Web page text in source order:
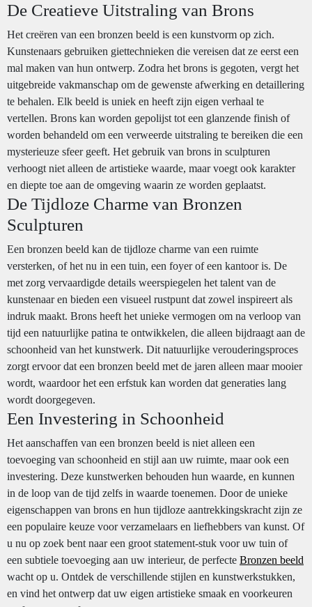
De Creatieve Uitstraling van Brons
Het creëren van een bronzen beeld is een kunstvorm op zich.
Kunstenaars gebruiken giettechnieken die vereisen dat ze eerst een
mal maken van hun ontwerp. Zodra het brons is gegoten, vergt het
uitgebreide vakmanschap om de gewenste afwerking en detaillering
te behalen. Elk beeld is uniek en heeft zijn eigen verhaal te
vertellen. Brons kan worden gepolijst tot een glanzende finish of
worden behandeld om een verweerde uitstraling te bereiken die een
mysterieuze sfeer geeft. Het gebruik van brons in sculpturen
verhoogt niet alleen de artistieke waarde, maar voegt ook karakter
en diepte toe aan de omgeving waarin ze worden geplaatst.
De Tijdloze Charme van Bronzen
Sculpturen
Een bronzen beeld kan de tijdloze charme van een ruimte
versterken, of het nu in een tuin, een foyer of een kantoor is. De
met zorg vervaardigde details weerspiegelen het talent van de
kunstenaar en bieden een visueel rustpunt dat zowel inspireert als
indruk maakt. Brons heeft het unieke vermogen om na verloop van
tijd een natuurlijke patina te ontwikkelen, die alleen bijdraagt aan de
schoonheid van het kunstwerk. Dit natuurlijke verouderingsproces
zorgt ervoor dat een bronzen beeld met de jaren alleen maar mooier
wordt, waardoor het een erfstuk kan worden dat generaties lang
wordt doorgegeven.
Een Investering in Schoonheid
Het aanschaffen van een bronzen beeld is niet alleen een
toevoeging van schoonheid en stijl aan uw ruimte, maar ook een
investering. Deze kunstwerken behouden hun waarde, en kunnen
in de loop van de tijd zelfs in waarde toenemen. Door de unieke
eigenschappen van brons en hun tijdloze aantrekkingskracht zijn ze
een populaire keuze voor verzamelaars en liefhebbers van kunst. Of
u nu op zoek bent naar een groot statement-stuk voor uw tuin of
een subtiele toevoeging aan uw interieur, de perfecte Bronzen beeld
wacht op u. Ontdek de verschillende stijlen en kunstwerkstukken,
en vind het ontwerp dat uw eigen artistieke smaak en voorkeuren